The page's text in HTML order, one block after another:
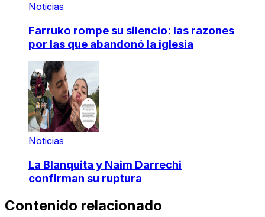
Noticias
Farruko rompe su silencio: las razones
por las que abandonó la iglesia
Noticias
La Blanquita y Naim Darrechi
confirman su ruptura
Contenido relacionado